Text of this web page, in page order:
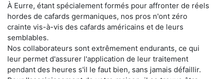
À Eurre, étant spécialement formés pour affronter de réels
hordes de cafards germaniques, nos pros n'ont zéro
crainte vis-à-vis des cafards américains et de leurs
semblables.
Nos collaborateurs sont extrêmement endurants, ce qui
leur permet d'assurer l'application de leur traitement
pendant des heures s'il le faut bien, sans jamais défaillir.